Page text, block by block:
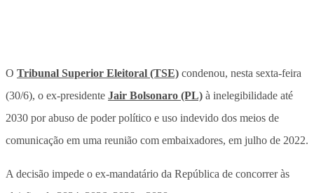
O Tribunal Superior Eleitoral (TSE) condenou, nesta sexta-feira
(30/6), o ex-presidente Jair Bolsonaro (PL) à inelegibilidade até
2030 por abuso de poder político e uso indevido dos meios de
comunicação em uma reunião com embaixadores, em julho de 2022.
A decisão impede o ex-mandatário da República de concorrer às